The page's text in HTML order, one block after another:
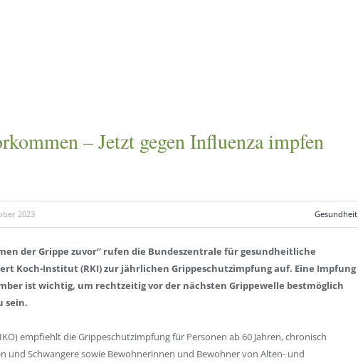
– Jetzt gegen Influenza impfen
2023 Gesundheit
der Grippe zuvor“ rufen die Bundeszentrale für gesundheitliche
Koch-Institut (RKI) zur jährlichen Grippeschutzimpfung auf. Eine Impfung
ist wichtig, um rechtzeitig vor der nächsten Grippewelle bestmöglich
sein.
empfiehlt die Grippeschutzimpfung für Personen ab 60 Jahren, chronisch
und Schwangere sowie Bewohnerinnen und Bewohner von Alten- und